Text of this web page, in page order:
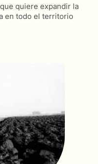
quiere expandir la
en todo el territorio